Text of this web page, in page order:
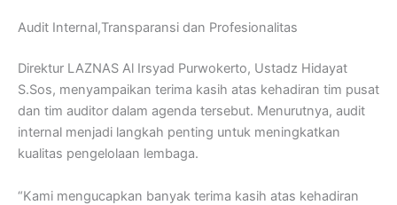
Audit Internal,Transparansi dan Profesionalitas
Direktur LAZNAS Al Irsyad Purwokerto, Ustadz Hidayat
S.Sos, menyampaikan terima kasih atas kehadiran tim pusat
dan tim auditor dalam agenda tersebut. Menurutnya, audit
internal menjadi langkah penting untuk meningkatkan
kualitas pengelolaan lembaga.
“Kami mengucapkan banyak terima kasih atas kehadiran